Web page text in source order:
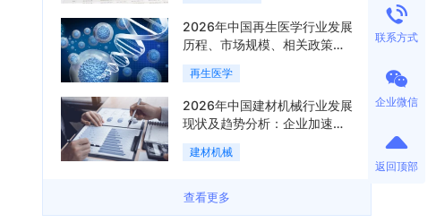
2026年中国再生医学行业发展
历程、市场规模、相关政策、
产业链、竞争格局及发展潜力
分析「图」
再生医学
2026年中国建材机械行业发展
现状及趋势分析：企业加速向
“装备+系统+服务”综合服务商
转型「图」
建材机械
查看更多
联系方式
企业微信
返回顶部